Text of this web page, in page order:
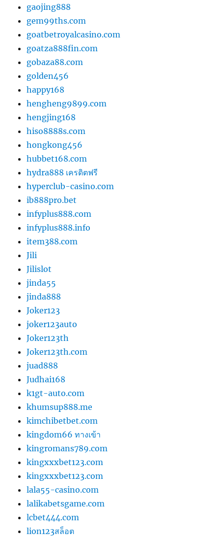
gaojing888
gem99ths.com
goatbetroyalcasino.com
goatza888fin.com
gobaza88.com
golden456
happy168
hengheng9899.com
hengjing168
hiso8888s.com
hongkong456
hubbet168.com
hydra888 เครดิตฟรี
hyperclub-casino.com
ib888pro.bet
infyplus888.com
infyplus888.info
item388.com
Jili
Jilislot
jinda55
jinda888
Joker123
joker123auto
Joker123th
Joker123th.com
juad888
Judhai168
k1gt-auto.com
khumsup888.me
kimchibetbet.com
kingdom66 ทางเข้า
kingromans789.com
kingxxxbet123.com
kingxxxbet123.com
lala55-casino.com
lalikabetsgame.com
lcbet444.com
lion123สล็อต